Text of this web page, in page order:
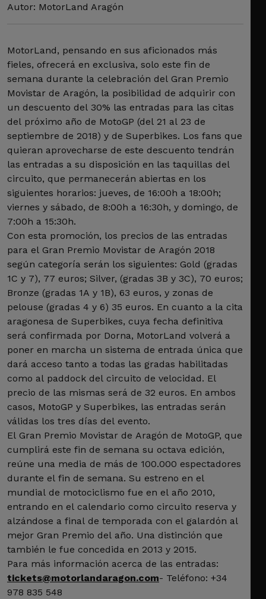
Autor: MotorLand Aragón
MotorLand, pensando en sus aficionados más
fieles, ofrecerá en exclusiva, solo este fin de
semana durante la celebración del Gran Premio
Movistar de Aragón, la posibilidad de adquirir con
un descuento del 30% las entradas para las citas
del próximo año de MotoGP (del 21 al 23 de
septiembre de 2018) y de Superbikes. Los fans que
quieran aprovecharse de este descuento tendrán
las entradas a su disposición en las taquillas del
circuito, que permanecerán abiertas en los
siguientes horarios: jueves, de 16:00h a 18:00h;
viernes y sábado, de 8:00h a 16:30h, y domingo, de
7:00h a 15:30h.
Con esta promoción, los precios de las entradas
para el Gran Premio Movistar de Aragón 2018
según categoría serán los siguientes: Gold (gradas
1C y 7), 77 euros; Silver, (gradas 3B y 3C), 70 euros;
Bronze (gradas 1A y 1B), 63 euros, y zonas de
pelouse (gradas 4 y 6) 35 euros. En cuanto a la cita
aragonesa de Superbikes, cuya fecha definitiva
será confirmada por Dorna, MotorLand volverá a
poner en marcha un sistema de entrada única que
dará acceso tanto a todas las gradas habilitadas
como al paddock del circuito de velocidad. El
precio de las mismas será de 32 euros. En ambos
casos, MotoGP y Superbikes, las entradas serán
válidas los tres días del evento.
El Gran Premio Movistar de Aragón de MotoGP, que
cumplirá este fin de semana su octava edición,
reúne una media de más de 100.000 espectadores
durante el fin de semana. Su estreno en el
mundial de motociclismo fue en el año 2010,
entrando en el calendario como circuito reserva y
alzándose a final de temporada con el galardón al
mejor Gran Premio del año. Una distinción que
también le fue concedida en 2013 y 2015.
Para más información acerca de las entradas:
tickets@motorlandaragon.com- Teléfono: +34
978 835 548